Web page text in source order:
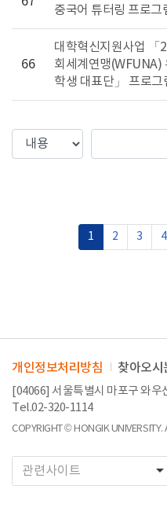
중국어 튜터링 프로그
66
대학혁신지원사업 「
회세계연맹(WFUNA)
학생 대표단」 프로그
검색컬럼
1 2 3 4
개인정보처리방침 찾아오시
[04066] 서울특별시 마포구 와우
Tel.02-320-1114
COPYRIGHT © HONGIK UNIVERSITY.
관련사이트 arrow_drop_down